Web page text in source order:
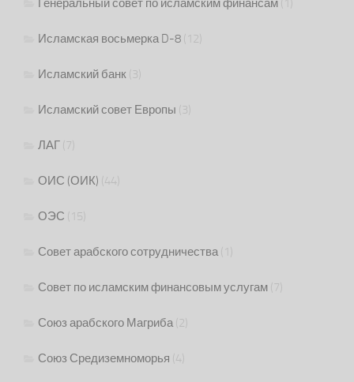
Генеральный совет по исламским финансам (1)
Исламская восьмерка D-8 (12)
Исламский банк (3)
Исламский совет Европы (3)
ЛАГ (7)
ОИС (ОИК) (44)
ОЭС (15)
Совет арабского сотрудничества(1)
Совет по исламским финансовым услугам (7)
Союз арабского Магриба(2)
Союз Средиземноморья (4)